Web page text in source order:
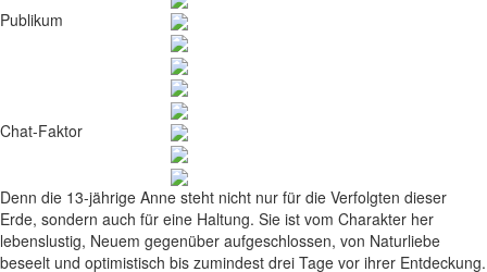
Publikum
Chat-Faktor
Denn die 13-jährige Anne steht nicht nur für die Verfolgten dieser
Erde, sondern auch für eine Haltung. Sie ist vom Charakter her
lebenslustig, Neuem gegenüber aufgeschlossen, von Naturliebe
beseelt und optimistisch bis zumindest drei Tage vor ihrer Entdeckung.